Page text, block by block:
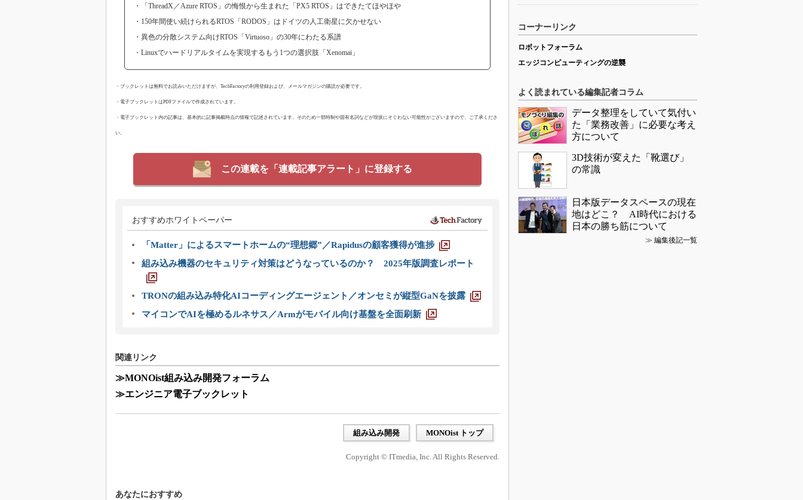
・「ThreadX／Azure RTOS」の悔恨から生まれた「PX5 RTOS」はできたてほやほや
・150年間使い続けられるRTOS「RODOS」はドイツの人工衛星に欠かせない
・異色の分散システム向けRTOS「Virtuoso」の30年にわたる系譜
・Linuxでハードリアルタイムを実現するもう1つの選択肢「Xenomai」
・ブックレットは無料でお読みいただけますが、TechFactoryの利用登録および、メールマガジンの購読が必要です。
・電子ブックレットはPDFファイルで作成されています。
・電子ブックレット内の記事は、基本的に記事掲載時点の情報で記述されています。そのため一部時制や固有名詞などが現状にそぐわない可能性がございますので、ご了承くださ
い。
この連載を「連載記事アラート」に登録する
おすすめホワイトペーパー
「Matter」によるスマートホームの“理想郷”／Rapidusの顧客獲得が進捗
組み込み機器のセキュリティ対策はどうなっているのか？ 2025年版調査レポート
TRONの組み込み特化AIコーディングエージェント／オンセミが縦型GaNを披露
マイコンでAIを極めるルネサス／Armがモバイル向け基盤を全面刷新
関連リンク
≫MONOist組み込み開発フォーラム
≫エンジニア電子ブックレット
組み込み開発 MONOist トップ
Copyright © ITmedia, Inc. All Rights Reserved.
あなたにおすすめ
コーナーリンク
ロボットフォーラム
エッジコンピューティングの逆襲
よく読まれている編集記者コラム
データ整理をしていて気付い
た「業務改善」に必要な考え
方について
3D技術が変えた「靴選び」
の常識
日本版データスペースの現在
地はどこ？ AI時代における
日本の勝ち筋について
≫ 編集後記一覧